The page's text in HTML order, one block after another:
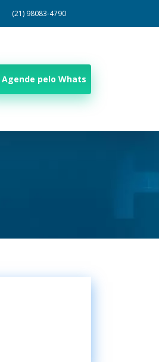
(21) 98083-4790
Agende pelo Whats